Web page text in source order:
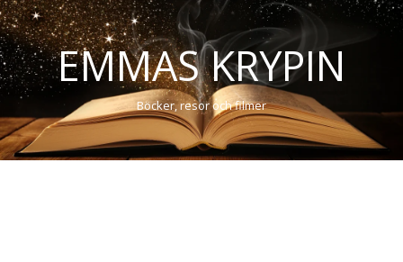
EMMAS KRYPIN
Böcker, resor och filmer